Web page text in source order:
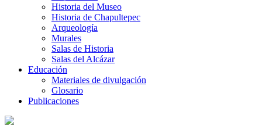
Historia del Museo
Historia de Chapultepec
Arqueología
Murales
Salas de Historia
Salas del Alcázar
Educación
Materiales de divulgación
Glosario
Publicaciones